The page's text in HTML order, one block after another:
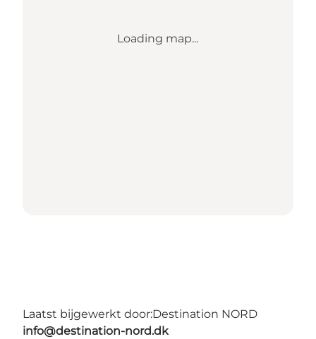
Loading map...
Laatst bijgewerkt door:Destination NORD
info@destination-nord.dk